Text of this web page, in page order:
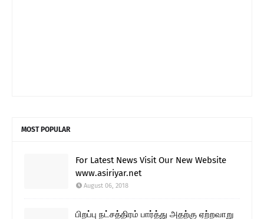
MOST POPULAR
For Latest News Visit Our New Website
www.asiriyar.net
August 06, 2018
பிறப்பு நட்சத்திரம் பார்த்து அதற்கு ஏற்றவாறு